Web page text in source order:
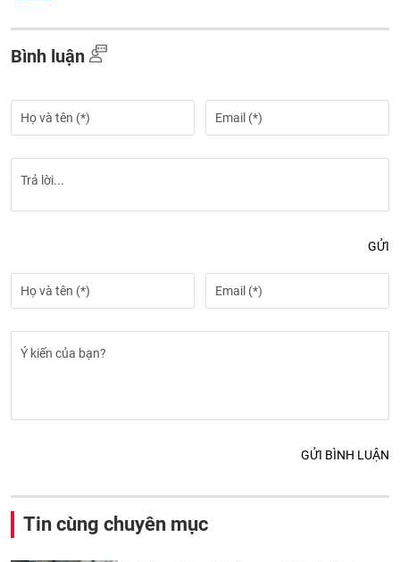
Bình luận
GỬI
GỬI BÌNH LUẬN
Tin cùng chuyên mục